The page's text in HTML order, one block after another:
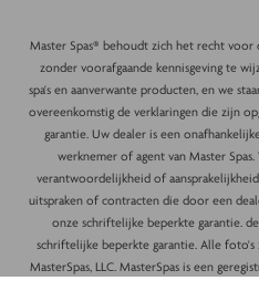
Master Spas® behoudt zich het recht
zonder voorafgaande kennisgeving te
spa's en aanverwante producten, en we
overeenkomstig de verklaringen die zijn
garantie. Uw dealer is een
werknemer of agent van Master
verantwoordelijkheid of
uitspraken of contracten die door een
onze schriftelijke beperkte garantie.
schriftelijke beperkte garantie. Alle foto's
MasterSpas, LLC. MasterSpas is een